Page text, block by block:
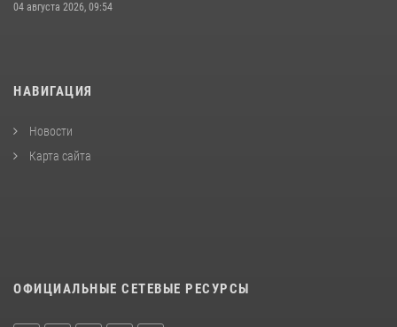
04 августа 2026, 09:54
НАВИГАЦИЯ
Новости
Карта сайта
ОФИЦИАЛЬНЫЕ СЕТЕВЫЕ РЕСУРСЫ